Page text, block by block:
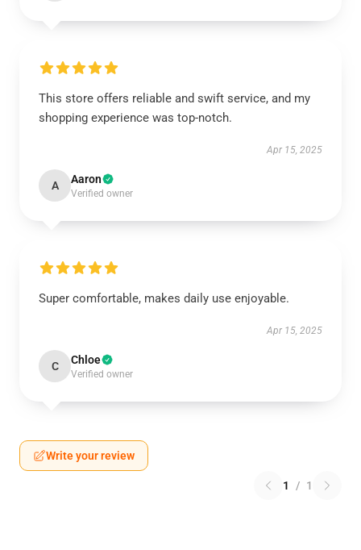
This store offers reliable and swift service, and my
shopping experience was top-notch.
Apr 15, 2025
A Aaron
Verified owner
Super comfortable, makes daily use enjoyable.
Apr 15, 2025
C Chloe
Verified owner
Write your review
1 / 1